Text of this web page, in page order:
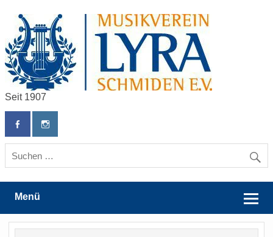
content
Musikverein Lyra Schmiden e.V.
Seit 1907
Menü